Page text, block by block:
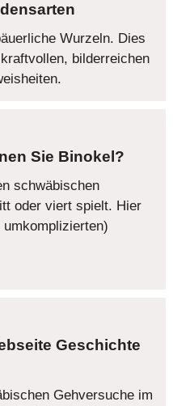
Wurzeln. Dies
bilderreichen
Sie Binokel?
schwäbischen
oder viert spielt. Hier
Geschichte
Gehversuche im